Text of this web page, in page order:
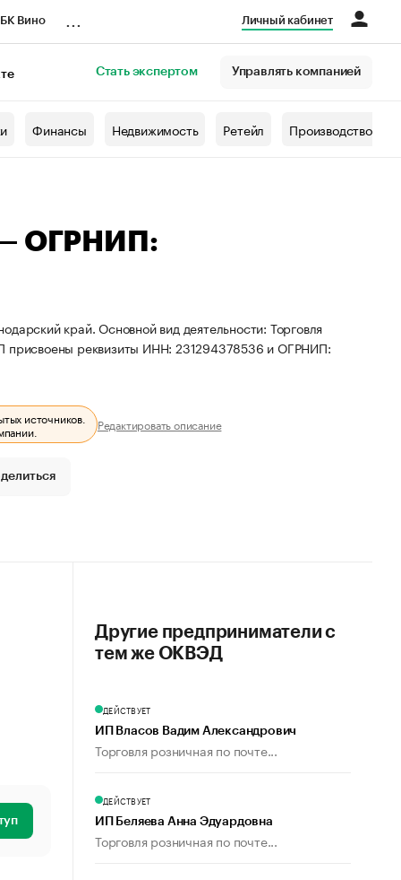
Вино Личный кабинет
Стать экспертом Управлять компанией
Финансы Недвижимость Ретейл Производство
— ОГРНИП:
край. Основной вид деятельности: Торговля
присвоены реквизиты ИНН: 231294378536 и ОГРНИП:
источников.
Редактировать описание
Другие предприниматели с
тем же ОКВЭД
ДЕЙСТВУЕТ
ИП Власов Вадим Александрович
Торговля розничная по почте...
ДЕЙСТВУЕТ
ИП Беляева Анна Эдуардовна
Торговля розничная по почте...